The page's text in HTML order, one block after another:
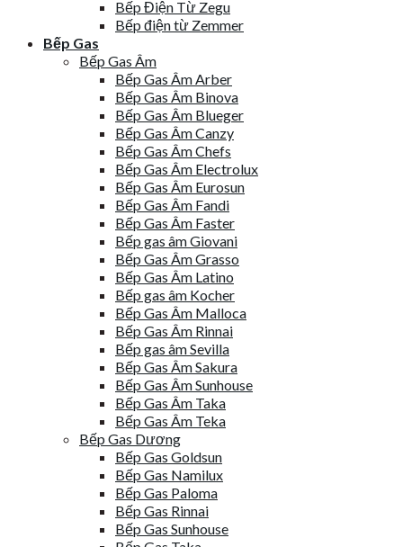
Bếp Điện Từ Zegu
Bếp điện từ Zemmer
Bếp Gas
Bếp Gas Âm
Bếp Gas Âm Arber
Bếp Gas Âm Binova
Bếp Gas Âm Blueger
Bếp Gas Âm Canzy
Bếp Gas Âm Chefs
Bếp Gas Âm Electrolux
Bếp Gas Âm Eurosun
Bếp Gas Âm Fandi
Bếp Gas Âm Faster
Bếp gas âm Giovani
Bếp Gas Âm Grasso
Bếp Gas Âm Latino
Bếp gas âm Kocher
Bếp Gas Âm Malloca
Bếp Gas Âm Rinnai
Bếp gas âm Sevilla
Bếp Gas Âm Sakura
Bếp Gas Âm Sunhouse
Bếp Gas Âm Taka
Bếp Gas Âm Teka
Bếp Gas Dương
Bếp Gas Goldsun
Bếp Gas Namilux
Bếp Gas Paloma
Bếp Gas Rinnai
Bếp Gas Sunhouse